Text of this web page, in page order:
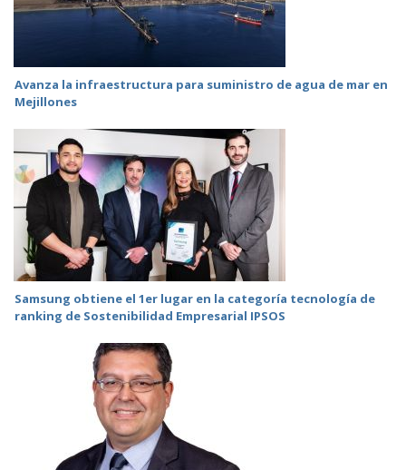
Avanza la infraestructura para suministro de agua de mar en
Mejillones
Samsung obtiene el 1er lugar en la categoría tecnología de
ranking de Sostenibilidad Empresarial IPSOS